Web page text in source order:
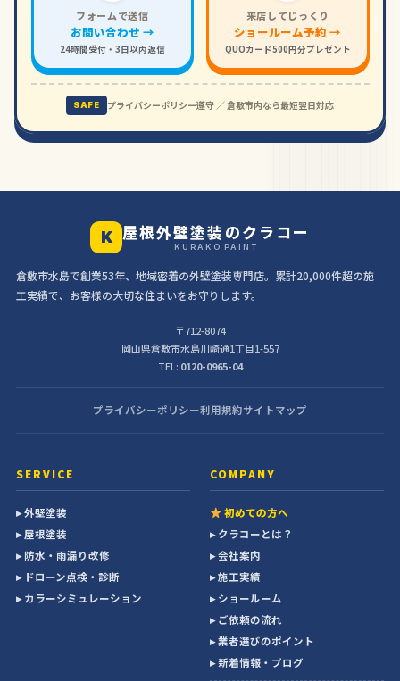
フォームで送信
お問い合わせ →
24時間受付・3日以内返信
来店してじっくり
ショールーム予約 →
QUOカード500円分プレゼント
SAFE プライバシーポリシー遵守 ／ 倉敷市内なら最短翌日対応
K 屋根外壁塗装のクラコー
KURAKO PAINT
倉敷市水島で創業53年、地域密着の外壁塗装専門店。累計20,000件超の施
工実績で、お客様の大切な住まいをお守りします。
〒712-8074
岡山県倉敷市水島川崎通1丁目1-557
TEL: 0120-0965-04
プライバシーポリシー利用規約サイトマップ
SERVICE
▸ 外壁塗装
▸ 屋根塗装
▸ 防水・雨漏り改修
▸ ドローン点検・診断
▸ カラーシミュレーション
COMPANY
初めての方へ
▸ クラコーとは？
▸ 会社案内
▸ 施工実績
▸ ショールーム
▸ ご依頼の流れ
▸ 業者選びのポイント
▸ 新着情報・ブログ